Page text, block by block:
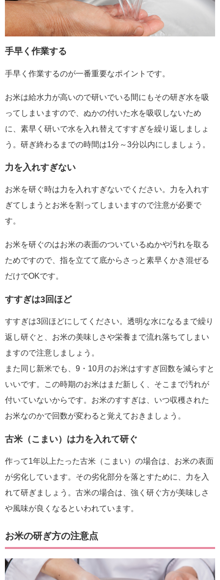
手早く作業する
手早く作業するのが一番重要なポイントです。
お米は給水力が高いので研いでいる間にもその研ぎ水を吸
ってしまいますので、ぬかの付いた水を吸収しないため
に、素早く研いで水を入れ替えてすすぎを繰り返しましょ
う。研ぎ終わるまでの時間は1分～3分以内にしましょう。
力を入れすぎない
お米を研ぐ時は力を入れすぎないでください。力を入れす
ぎてしまうとお米を割ってしまいますので注意が必要で
す。
お米を研ぐのはお米の表面のついているぬかや汚れを取る
ためですので、指を立てて底からさっと素早くかき混ぜる
だけでOKです。
すすぎは3回ほど
すすぎは3回ほどにしてください。透明な水になるまで繰り
返し研ぐと、お米の美味しさや栄養まで流れ落ちてしまい
ますので注意しましょう。
また同じ新米でも、9・10月のお米はすすぎ回数を減らすと
いいです。この時期のお米はまだ新しく、そこまで汚れが
付いていないからです。お米のすすぎは、いつ収穫された
お米なのかで回数が変わると覚えておきましょう。
古米（こまい）は力を入れて研ぐ
作って1年以上たった古米（こまい）の場合は、お米の表面
が劣化しています。その劣化部分を落とすために、力を入
れて研ぎましょう。古米の場合は、強く研ぐ方が美味しさ
や風味が良くなるといわれています。
お米の研ぎ方の注意点